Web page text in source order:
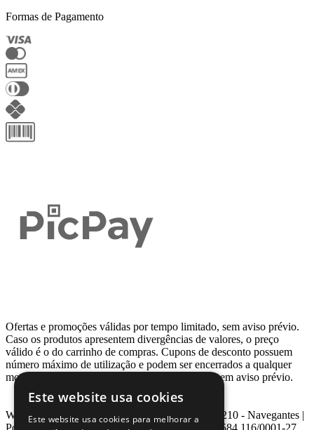
Formas de Pagamento
Ofertas e promoções válidas por tempo limitado, sem aviso prévio.
Caso os produtos apresentem divergências de valores, o preço
válido é o do carrinho de compras. Cupons de desconto possuem
número máximo de utilização e podem ser encerrados a qualquer
momento, de acordo com sua disponibilidade e sem aviso prévio.
Webcontinental LTDA | Travessa Venezuela, Nº 210 - Navegantes |
Este website usa cookies
Este website usa cookies para melhorar a